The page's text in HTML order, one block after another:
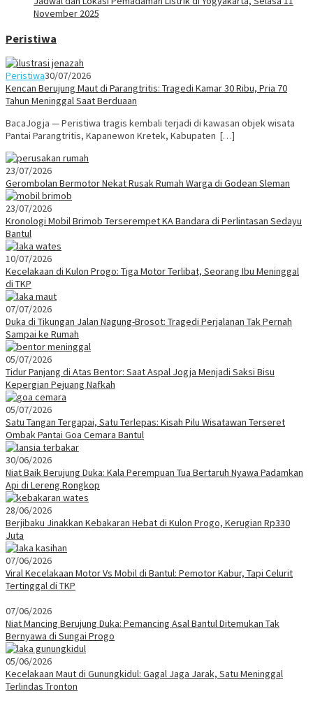
November 2025
Peristiwa
Peristiwa30/07/2026
Kencan Berujung Maut di Parangtritis: Tragedi Kamar 30 Ribu, Pria 70
Tahun Meninggal Saat Berduaan
BacaJogja — Peristiwa tragis kembali terjadi di kawasan objek wisata
Pantai Parangtritis, Kapanewon Kretek, Kabupaten […]
23/07/2026
Gerombolan Bermotor Nekat Rusak Rumah Warga di Godean Sleman
23/07/2026
Kronologi Mobil Brimob Terserempet KA Bandara di Perlintasan Sedayu
Bantul
10/07/2026
Kecelakaan di Kulon Progo: Tiga Motor Terlibat, Seorang Ibu Meninggal
di TKP
07/07/2026
Duka di Tikungan Jalan Nagung-Brosot: Tragedi Perjalanan Tak Pernah
Sampai ke Rumah
05/07/2026
Tidur Panjang di Atas Bentor: Saat Aspal Jogja Menjadi Saksi Bisu
Kepergian Pejuang Nafkah
05/07/2026
Satu Tangan Tergapai, Satu Terlepas: Kisah Pilu Wisatawan Terseret
Ombak Pantai Goa Cemara Bantul
30/06/2026
Niat Baik Berujung Duka: Kala Perempuan Tua Bertaruh Nyawa Padamkan
Api di Lereng Rongkop
28/06/2026
Berjibaku Jinakkan Kebakaran Hebat di Kulon Progo, Kerugian Rp330
Juta
07/06/2026
Viral Kecelakaan Motor Vs Mobil di Bantul: Pemotor Kabur, Tapi Celurit
Tertinggal di TKP
07/06/2026
Niat Mancing Berujung Duka: Pemancing Asal Bantul Ditemukan Tak
Bernyawa di Sungai Progo
05/06/2026
Kecelakaan Maut di Gunungkidul: Gagal Jaga Jarak, Satu Meninggal
Terlindas Tronton